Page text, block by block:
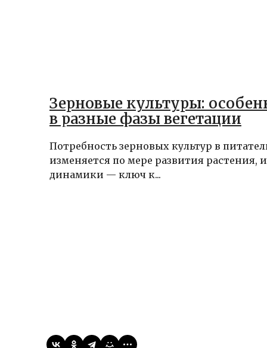
Зерновые культуры:
в разные фазы вегетации
Потребность зерновых культур в
изменяется по мере развития растения,
динамики — ключ к...